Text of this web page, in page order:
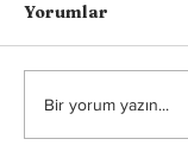
Yorumlar
Bir yorum yazın...